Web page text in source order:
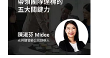
選 作者 (可複選)
陳淑芬（Midee）(13)